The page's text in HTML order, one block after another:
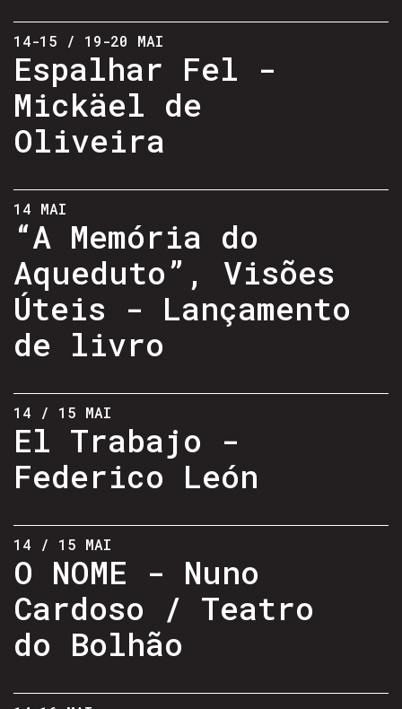
14-15 / 19-20 MAI
Espalhar Fel -
Mickäel de
Oliveira
14 MAI
“A Memória do
Aqueduto”, Visões
Úteis - Lançamento
de livro
14 / 15 MAI
El Trabajo -
Federico León
14 / 15 MAI
O NOME - Nuno
Cardoso / Teatro
do Bolhão